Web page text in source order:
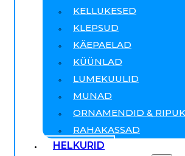
KELLUKESED
KLEPSUD
KÄEPAELAD
KÜÜNLAD
LUMEKUULID
MUNAD
ORNAMENDID &
RAHAKASSAD
HELKURID